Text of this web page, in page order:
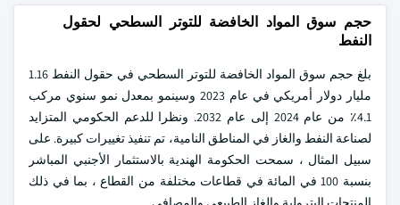
حجم سوق المواد الخافضة للتوتر السطحي لحقول
النفط
بلغ حجم سوق المواد الخافضة للتوتر السطحي في حقول النفط 1.16
مليار دولار أمريكي في عام 2023 وسينمو بمعدل نمو سنوي مركب
4.1٪ من عام 2024 إلى عام 2032. ونظرا للدعم الحكومي المتزايد
لصناعة النفط والغاز في المناطق النامية، تم تنفيذ تغييرات كبيرة. على
سبيل المثال ، سمحت الحكومة الهندية بالاستثمار الأجنبي المباشر
بنسبة 100 في المائة في قطاعات مختلفة من القطاع ، بما في ذلك